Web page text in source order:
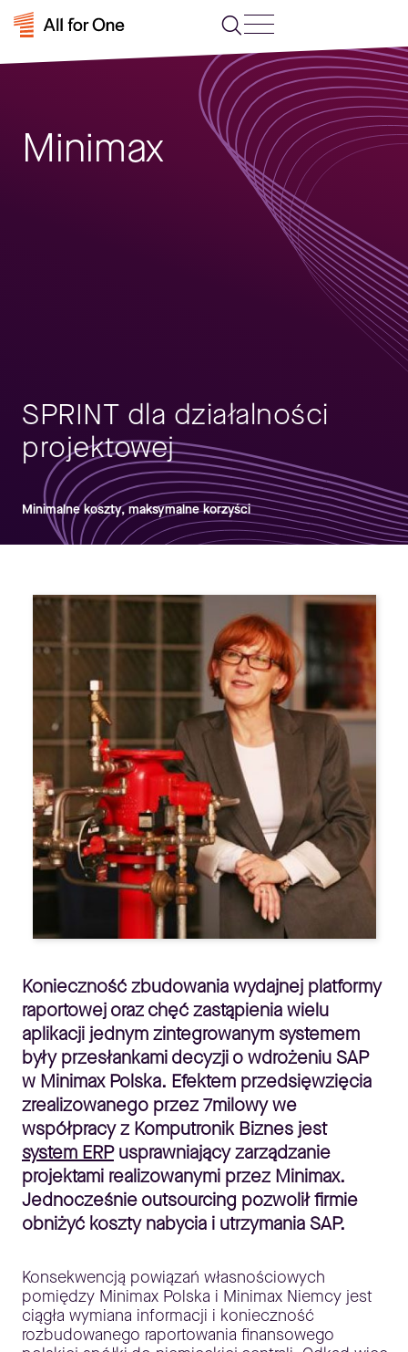
Minimax
SPRINT dla działalności
projektowej
Minimalne koszty, maksymalne korzyści
Konieczność zbudowania wydajnej platformy
raportowej oraz chęć zastąpienia wielu
aplikacji jednym zintegrowanym systemem
były przesłankami decyzji o wdrożeniu SAP
w Minimax Polska. Efektem przedsięwzięcia
zrealizowanego przez 7milowy we
współpracy z Komputronik Biznes jest
system ERPusprawniający zarządzanie
projektami realizowanymi przez Minimax.
Jednocześnie outsourcing pozwolił firmie
obniżyć koszty nabycia i utrzymania SAP.
Konsekwencją powiązań własnościowych
pomiędzy Minimax Polska i Minimax Niemcy jest
ciągła wymiana informacji i konieczność
rozbudowanego raportowania finansowego